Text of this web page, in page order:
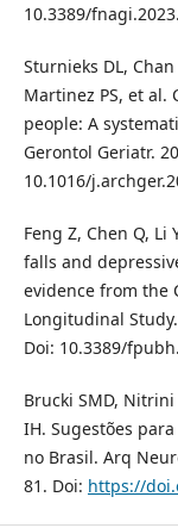
10.3389/
Sturnieks DL,
Martinez PS, et
people: A
Gerontol Geriatr.
10.1016/
Feng Z, Chen Q, Li
falls and
evidence from the
Longitudinal
Doi: 10.3389/
Brucki SMD, Nitrini
IH. Sugestões
no Brasil. Arq
81. Doi: https://